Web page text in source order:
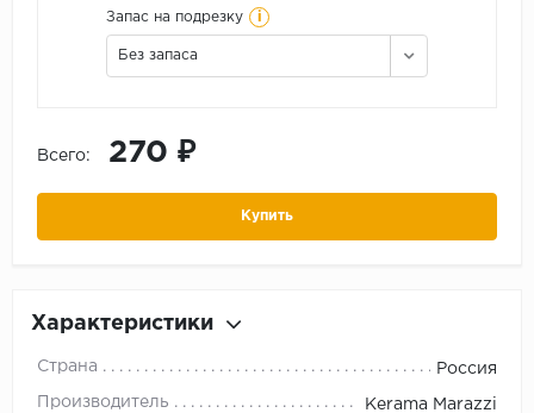
Запас на подрезку i
Без запаса
Всего: 270 ₽
Купить
Характеристики
Страна Россия
Производитель Kerama Marazzi